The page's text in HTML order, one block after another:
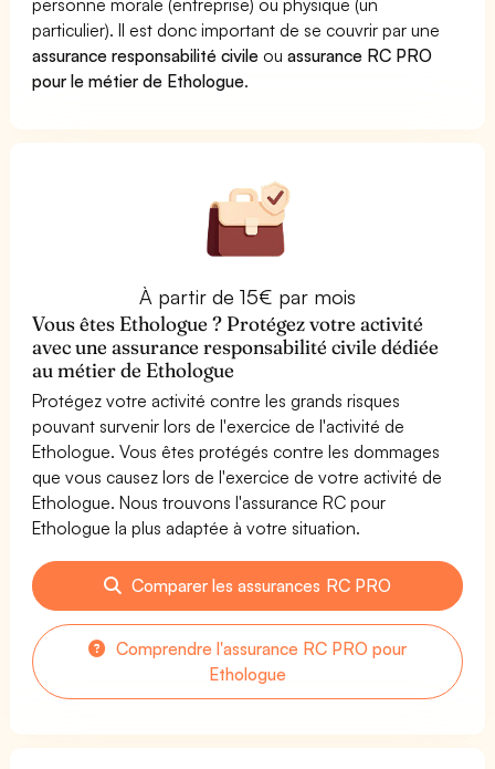
particulier). Il est donc important de se couvrir par une
assurance responsabilité civile ouassurance RC PRO
pour le métier de Ethologue.
À partir de 15€ par mois
Vous êtes Ethologue ? Protégez votre activité
avec une assurance responsabilité civile dédiée
au métier de Ethologue
Protégez votre activité contre les grands risques
pouvant survenir lors de l'exercice de l'activité de
Ethologue. Vous êtes protégés contre les dommages
que vous causez lors de l'exercice de votre activité de
Ethologue. Nous trouvons l'assurance RC pour
Ethologue la plus adaptée à votre situation.
Comparer les assurances RC PRO
Comprendre l'assurance RC PRO pour
Ethologue